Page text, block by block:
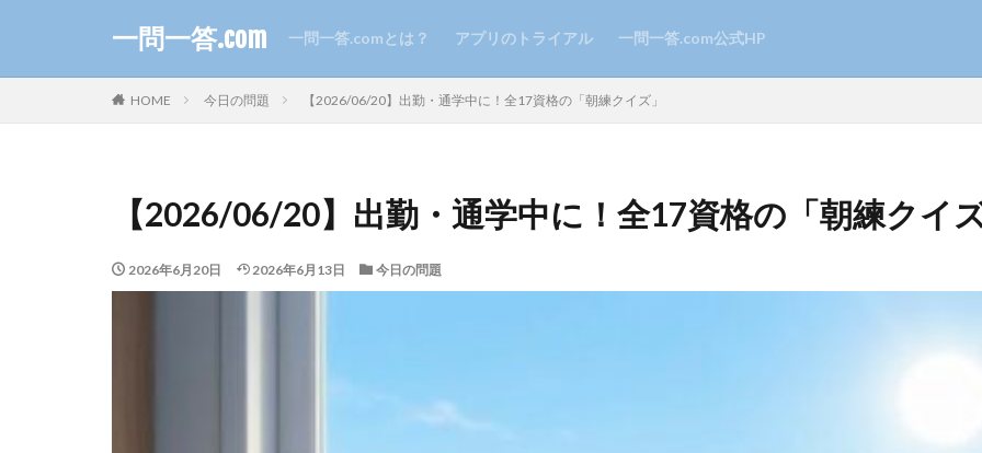
一問一答.com 一問一答.comとは？ アプリのトライアル 一問一答.com公式HP
HOME 今日の問題 【2026/06/20】出勤・通学中に！全17資格の「朝練クイズ」
【2026/06/20】出勤・通学中に！全17資格の「朝練クイズ
2026年6月20日 2026年6月13日 今日の問題